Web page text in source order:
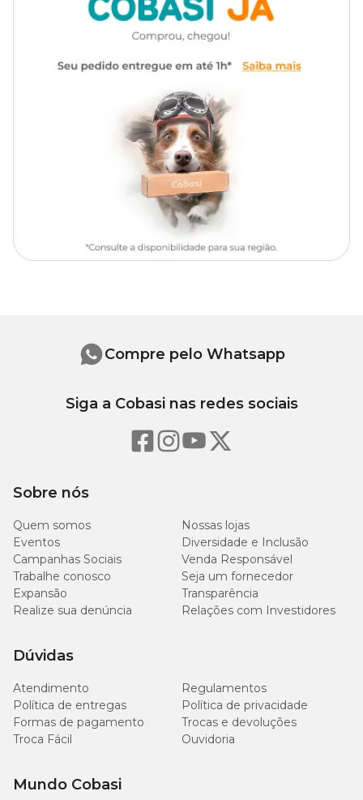
Aplique o fungicida em toda a planta, principalmente onde
houver manchas. Utilizar a dose de 100ml/m², pulverizando
levemente as folhas, evitando os horários mais quentes do dia.
Repita a aplicação a cada 15 dias ou quando necessário.
Sobre nós
Quem somos
Nossas lojas
Eventos
Diversidade e Inclusão
Campanhas Sociais
Venda Responsável
Trabalhe conosco
Seja um fornecedor
Expansão
Transparência
Realize sua denúncia
Relações com Investidores
Dúvidas
Atendimento
Regulamentos
Política de entregas
Política de privacidade
Formas de pagamento
Trocas e devoluções
Troca Fácil
Ouvidoria
Mundo Cobasi
Compre pelo Whatsapp
Siga a Cobasi nas redes sociais